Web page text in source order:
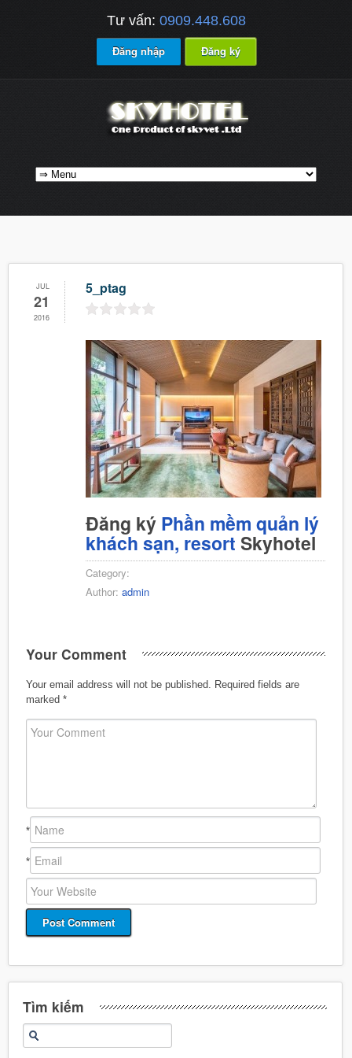
Tư vấn: 0909.448.608
Đăng nhập Đăng ký
JUL
21
2016
5_ptag
Đăng ký Phần mềm quản lý
khách sạn, resort Skyhotel
Category:
Author: admin
Your Comment
Your email address will not be published.
Required fields are
marked *
*
*
Tìm kiếm